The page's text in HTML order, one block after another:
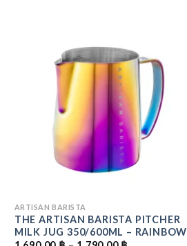
ADD
WISHLIST
ARTISAN BARISTA
THE ARTISAN BARISTA PITCHER
MILK JUG 350/600ML – RAINBOW